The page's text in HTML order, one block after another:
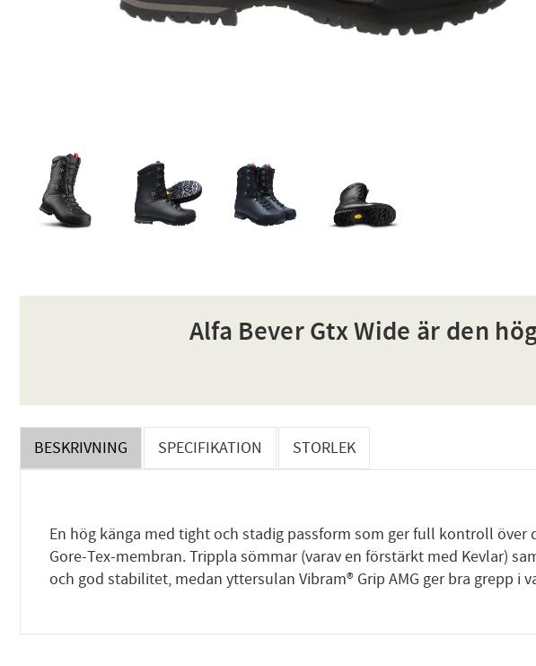
Alfa Bever Gtx Wide är den
BESKRIVNING SPECIFIKATION STORLEK
En hög känga med tight och stadig passform som ger full kontroll
Gore-Tex-membran. Trippla sömmar (varav en förstärkt med Kevlar)
och god stabilitet, medan yttersulan Vibram® Grip AMG ger bra grepp i